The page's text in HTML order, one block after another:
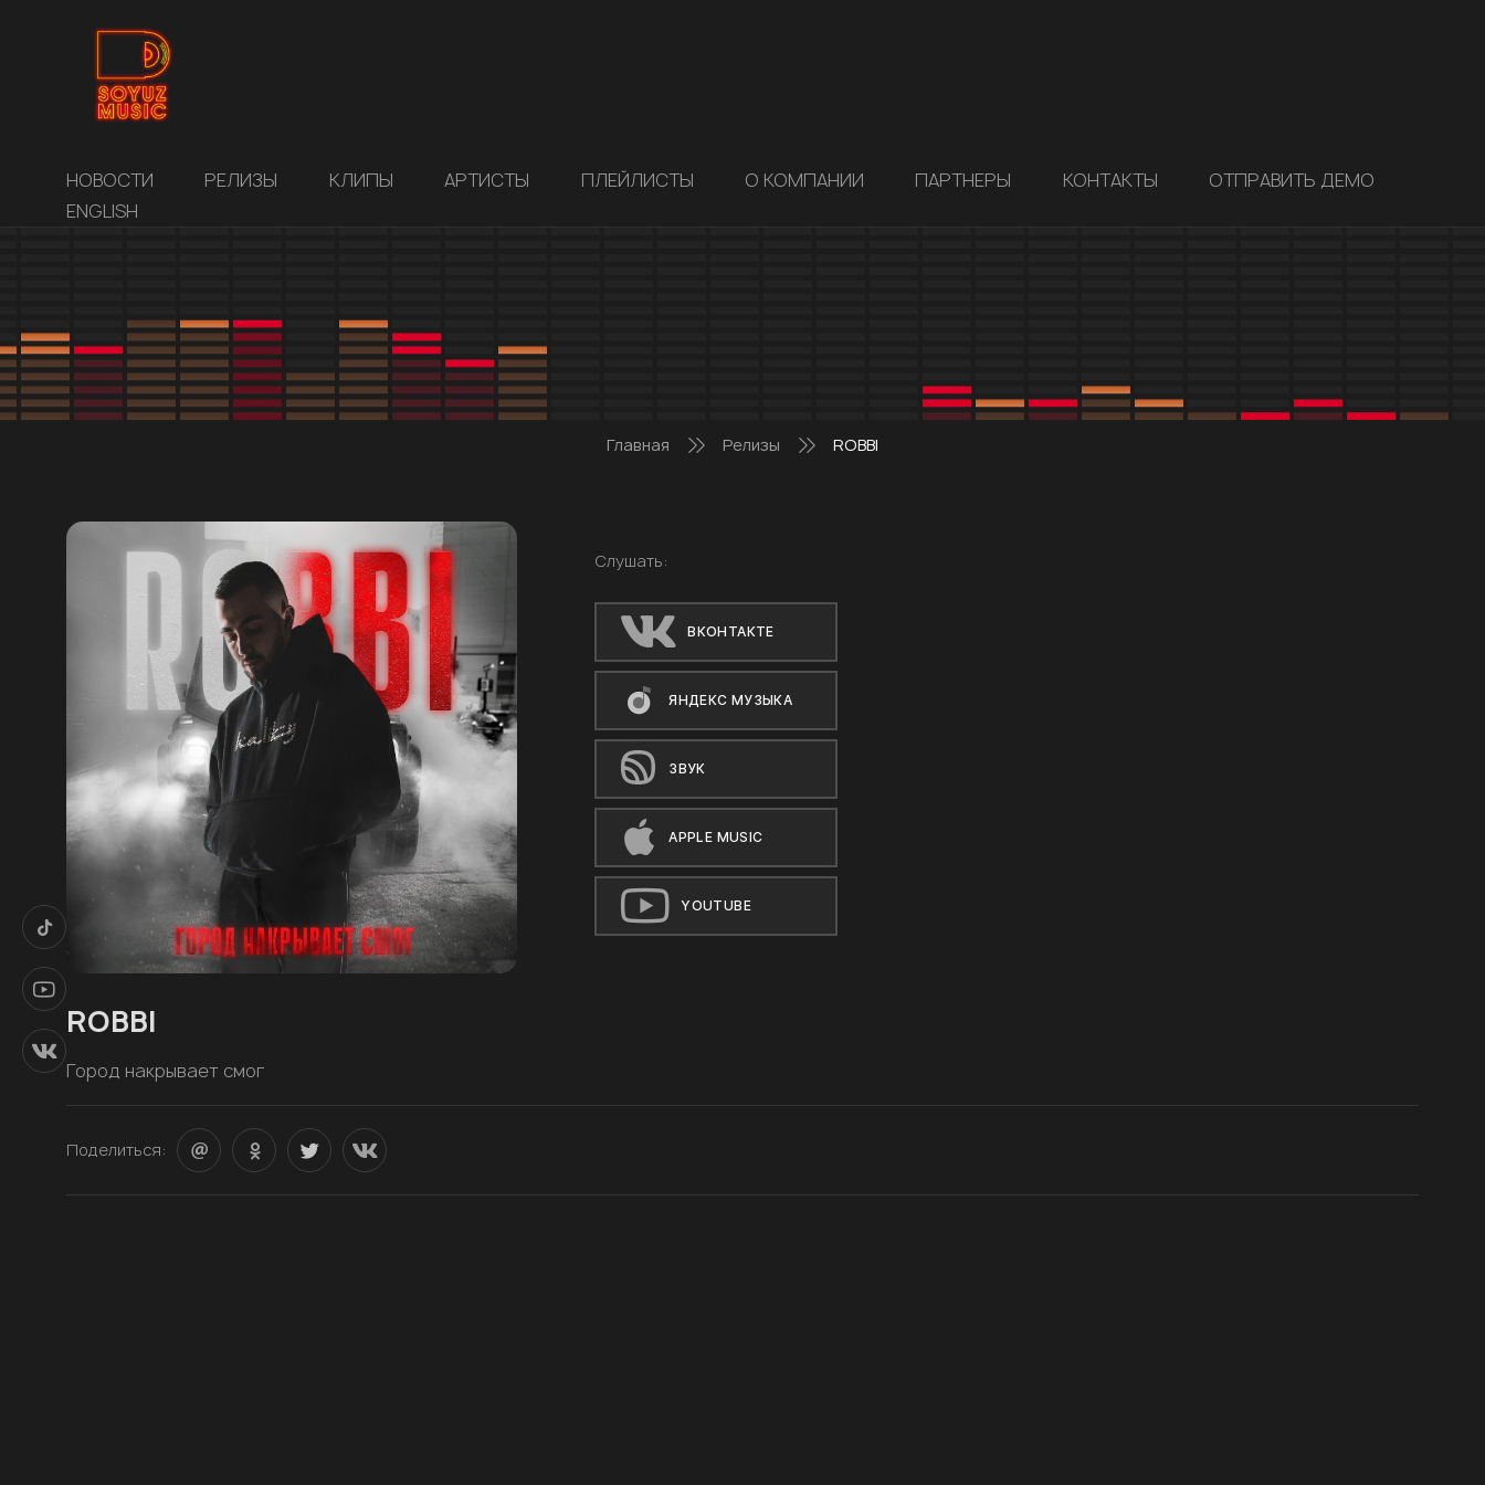
НОВОСТИ РЕЛИЗЫ КЛИПЫ АРТИСТЫ ПЛЕЙЛИСТЫ О КОМПАНИИ ПАРТНЕРЫ КОНТАКТЫ
ОТПРАВИТЬ ДЕМО
ENGLISH
Главная Релизы ROBBI
Слушать:
ВКОНТАКТЕ
ЯНДЕКС МУЗЫКА
ЗВУК
APPLE MUSIC
YOUTUBE
ROBBI
Город накрывает смог
Поделиться: